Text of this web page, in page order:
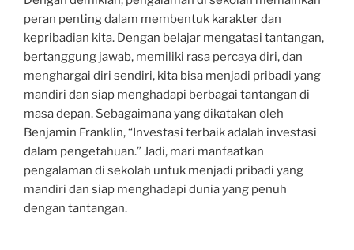
peran penting dalam membentuk karakter dan
kepribadian kita. Dengan belajar mengatasi tantangan,
bertanggung jawab, memiliki rasa percaya diri, dan
menghargai diri sendiri, kita bisa menjadi pribadi yang
mandiri dan siap menghadapi berbagai tantangan di
masa depan. Sebagaimana yang dikatakan oleh
Benjamin Franklin, “Investasi terbaik adalah investasi
dalam pengetahuan.” Jadi, mari manfaatkan
pengalaman di sekolah untuk menjadi pribadi yang
mandiri dan siap menghadapi dunia yang penuh
dengan tantangan.